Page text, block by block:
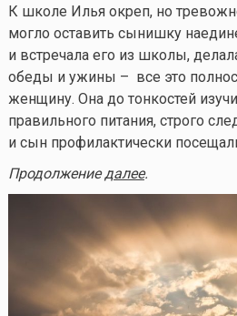
К школе Илья окреп, но
могло оставить сынишку
и встречала его из школы,
обеды и ужины – все это
женщину. Она до тонкостей
правильного питания, строго
и сын профилактически
Продолжениедалее.